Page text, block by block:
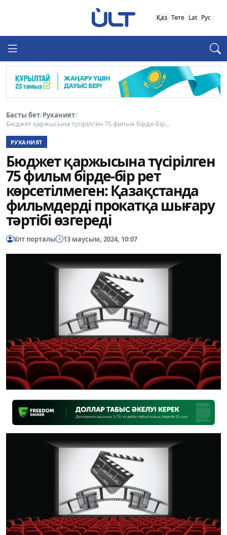
Қаз Төте Lat Рус
Басты бет/Руханият/
Бюджет қаржысына түсірілген 75 фильм бірде-бір...
РУХАНИЯТ
Бюджет қаржысына түсірілген
75 фильм бірде-бір рет
көрсетілмеген: Қазақстанда
фильмдерді прокатқа шығару
тәртібі өзгереді
Ұлт порталы 13 маусым, 2024, 10:07